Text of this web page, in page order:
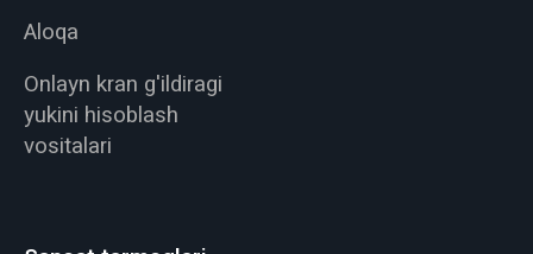
Aloqa
Onlayn kran g'ildiragi
yukini hisoblash
vositalari